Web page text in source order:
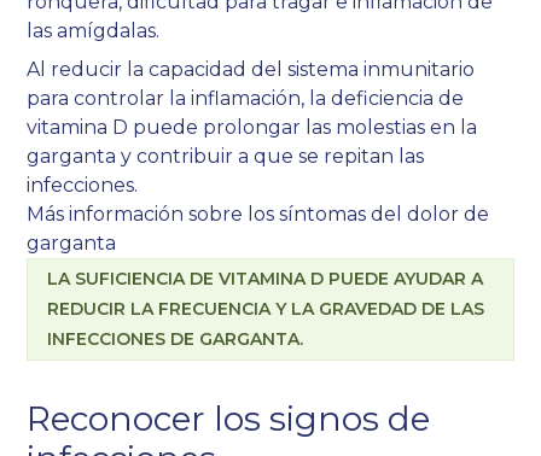
las amígdalas.
Al reducir la capacidad del sistema inmunitario
para controlar la inflamación, la deficiencia de
vitamina D puede prolongar las molestias en la
garganta y contribuir a que se repitan las
infecciones.
Más información sobre los síntomas del dolor de
garganta
LA SUFICIENCIA DE VITAMINA D PUEDE AYUDAR A
REDUCIR LA FRECUENCIA Y LA GRAVEDAD DE LAS
INFECCIONES DE GARGANTA.
Reconocer los signos de